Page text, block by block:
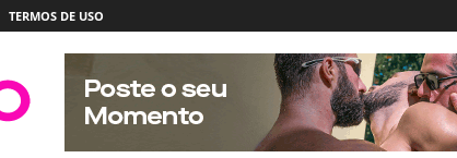
TERMOS DE USO